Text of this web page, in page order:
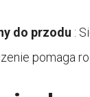
do przodu :
pomaga